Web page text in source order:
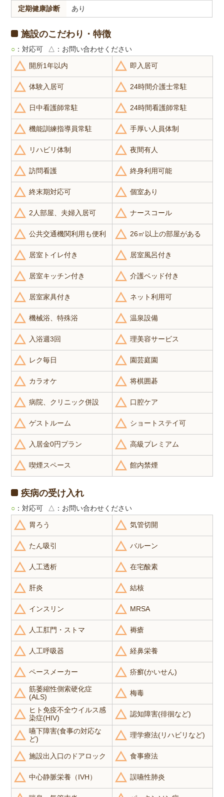
定期健康診断 あり
施設のこだわり・特徴
○ ：対応可 △ ：お問い合わせください
開所1年以内 即入居可
体験入居可 24時間介護士常駐
日中看護師常駐 24時間看護師常駐
機能訓練指導員常駐 手厚い人員体制
リハビリ体制 夜間有人
訪問看護 終身利用可能
終末期対応可 個室あり
2人部屋、夫婦入居可 ナースコール
公共交通機関利用も便利 26㎡以上の部屋がある
居室トイレ付き 居室風呂付き
居室キッチン付き 介護ベッド付き
居室家具付き ネット利用可
機械浴、特殊浴 温泉設備
入浴週3回 理美容サービス
レク毎日 園芸庭園
カラオケ 将棋囲碁
病院、クリニック併設 口腔ケア
ゲストルーム ショートステイ可
入居金0円プラン 高級プレミアム
喫煙スペース 館内禁煙
疾病の受け入れ
○ ：対応可 △ ：お問い合わせください
胃ろう 気管切開
たん吸引 バルーン
人工透析 在宅酸素
肝炎 結核
インスリン MRSA
人工肛門・ストマ 褥瘡
人工呼吸器 経鼻栄養
ペースメーカー 疥癬(かいせん)
筋萎縮性側索硬化症
(ALS)
梅毒
ヒト免疫不全ウイルス感
染症(HIV)
認知障害(徘徊など)
嚥下障害(食事の対応な
ど)
理学療法(リハビリなど)
施設出入口のドアロック 食事療法
中心静脈栄養（IVH） 誤嚥性肺炎